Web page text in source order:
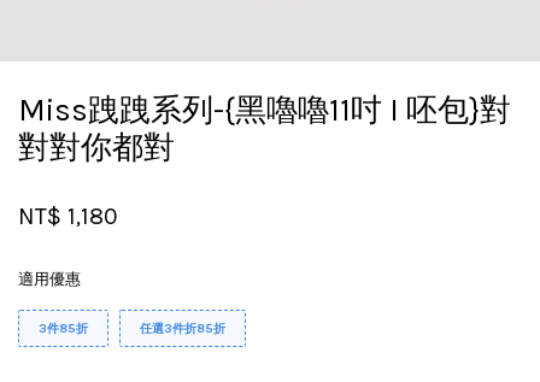
Miss跩跩系列-{黑嚕嚕11吋 I 呸包}對
對對你都對
NT$ 1,180
適用優惠
3件85折 任選3件折85折